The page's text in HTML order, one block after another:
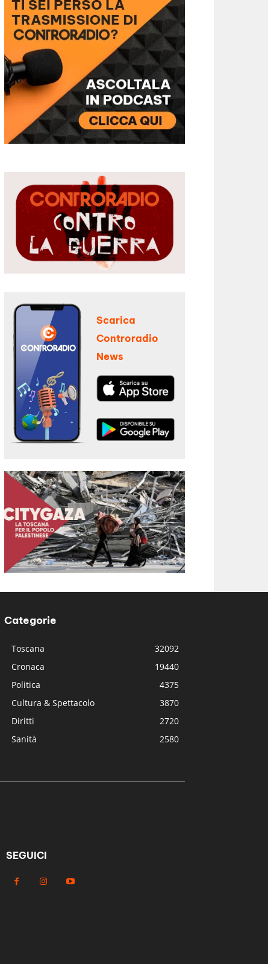
Scarica
Controradio
News
Categorie
Toscana
32092
Cronaca
19440
Politica
4375
Cultura & Spettacolo
3870
Diritti
2720
Sanità
2580
SEGUICI